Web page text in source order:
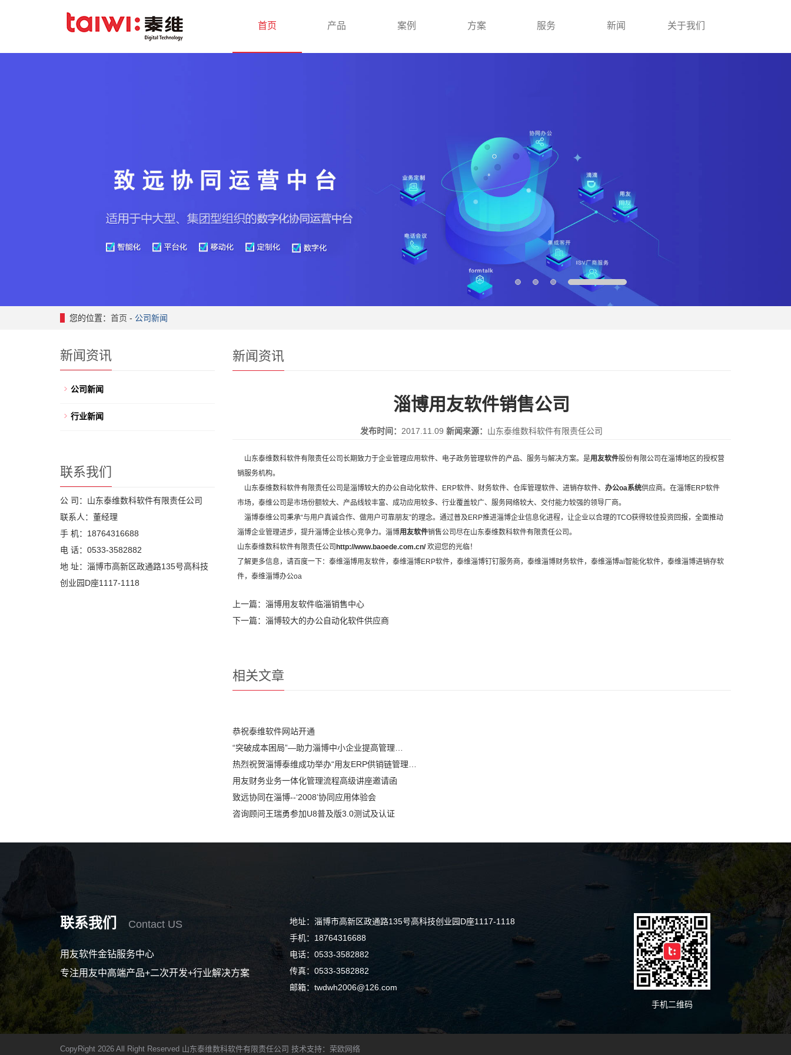
首页 产品 案例 方案 服务 新闻 关于我们
1 2 4
您的位置： 首页 - 公司新闻
新闻资讯
公司新闻
行业新闻
联系我们
公 司：山东泰维数科软件有限责任公司
联系人：董经理
手 机：18764316688
电 话：0533-3582882
地 址：淄博市高新区政通路135号高科技
创业园D座1117-1118
新闻资讯
淄博用友软件销售公司
发布时间： 2017.11.09新闻来源： 山东泰维数科软件有限责任公司
山东泰维数科软件有限责任公司长期致力于企业管理应用软件、电子政务管理软件的产品、服务与解决方案。是用友软件股份有限公司在淄博地区的授权营
销服务机构。
山东泰维数科软件有限责任公司是淄博较大的办公自动化软件、 ERP软件、 财务软件、 仓库管理软件、 进销存软件、 办公oa系统供应商。在淄博ERP软件
市场，泰维公司是市场份额较大、产品线较丰富、成功应用较多、行业覆盖较广、服务网络较大、交付能力较强的领导厂商。
淄博泰维公司秉承“与用户真诚合作、做用户可靠朋友”的理念。通过普及ERP推进淄博企业信息化进程，让企业以合理的TCO获得较佳投资回报，全面推动
淄博企业管理进步，提升淄博企业核心竞争力。淄博用友软件销售公司尽在山东泰维数科软件有限责任公司。
山东泰维数科软件有限责任公司 http://www.baoede.com.cn/欢迎您的光临！
了解更多信息，请百度一下：泰维淄博用友软件，泰维淄博ERP软件，泰维淄博钉钉服务商 ，泰维淄博财务软件，泰维淄博ai智能化软件，泰维淄博进销存软
件，泰维淄博办公oa
上一篇： 淄博用友软件临淄销售中心
下一篇： 淄博较大的办公自动化软件供应商
相关文章
恭祝泰维软件网站开通
“突破成本困局”—助力淄博中小企业提高管理…
热烈祝贺淄博泰维成功举办“用友ERP供销链管理…
用友财务业务一体化管理流程高级讲座邀请函
致远协同在淄博--‘2008’协同应用体验会
咨询顾问王瑞勇参加U8普及版3.0测试及认证
联系我们 Contact US
用友软件金钻服务中心
专注用友中高端产品+二次开发+行业解决方案
地址：淄博市高新区政通路135号高科技创业园D座1117-1118
手机：18764316688
电话：0533-3582882
传真：0533-3582882
邮箱：twdwh2006@126.com
手机二维码
CopyRight 2026 All Right Reserved 山东泰维数科软件有限责任公司 技术支持：荣欧网络